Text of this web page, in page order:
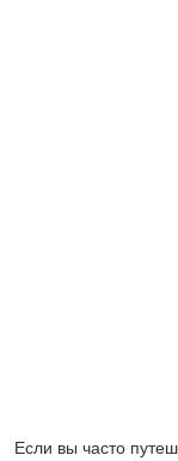
Если вы часто